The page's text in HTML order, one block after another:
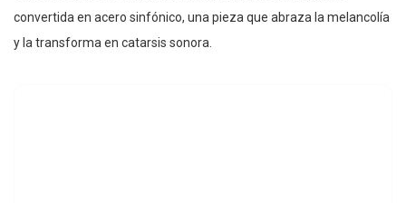
convertida en acero sinfónico, una pieza que abraza la melancolía
y la transforma en catarsis sonora.